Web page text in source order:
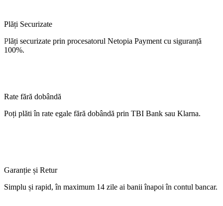
Plăți Securizate
Plăți securizate prin procesatorul Netopia Payment cu siguranță
100%.
Rate fără dobândă
Poți plăti în rate egale fără dobândă prin TBI Bank sau Klarna.
Garanție și Retur
Simplu și rapid,în maximum 14 zile ai banii înapoi în contul bancar.